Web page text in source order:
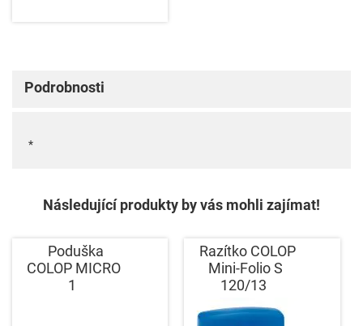
Podrobnosti
*
Následující produkty by vás mohli zajímat!
Poduška
COLOP MICRO
1
Razítko COLOP
Mini-Folio S
120/13